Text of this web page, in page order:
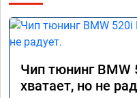
Чип тюнинг BMW
хватает, но не